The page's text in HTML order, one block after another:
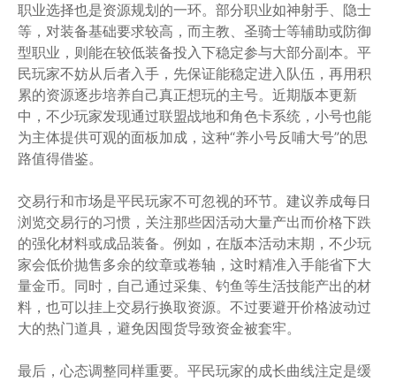
职业选择也是资源规划的一环。部分职业如神射手、隐士
等，对装备基础要求较高，而主教、圣骑士等辅助或防御
型职业，则能在较低装备投入下稳定参与大部分副本。平
民玩家不妨从后者入手，先保证能稳定进入队伍，再用积
累的资源逐步培养自己真正想玩的主号。近期版本更新
中，不少玩家发现通过联盟战地和角色卡系统，小号也能
为主体提供可观的面板加成，这种“养小号反哺大号”的思
路值得借鉴。
交易行和市场是平民玩家不可忽视的环节。建议养成每日
浏览交易行的习惯，关注那些因活动大量产出而价格下跌
的强化材料或成品装备。例如，在版本活动末期，不少玩
家会低价抛售多余的纹章或卷轴，这时精准入手能省下大
量金币。同时，自己通过采集、钓鱼等生活技能产出的材
料，也可以挂上交易行换取资源。不过要避开价格波动过
大的热门道具，避免因囤货导致资金被套牢。
最后，心态调整同样重要。平民玩家的成长曲线注定是缓